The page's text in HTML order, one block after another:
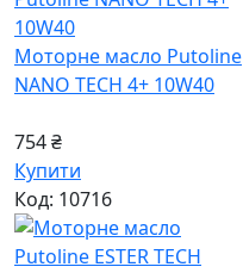
Моторне масло Putoline
NANO TECH 4+ 10W40
754 ₴
Купити
Код: 10716